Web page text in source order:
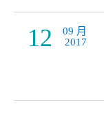
12
09 月
2017